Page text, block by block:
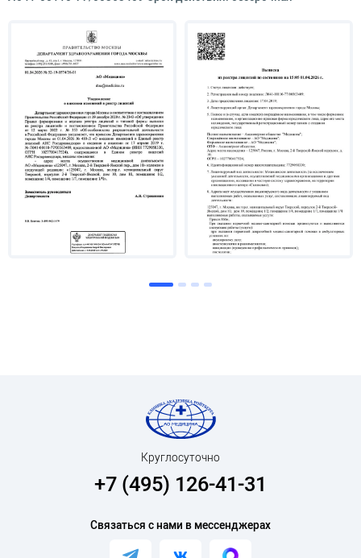
Круглосуточно
+7 (495) 126-41-31
Связаться с нами в мессенджерах